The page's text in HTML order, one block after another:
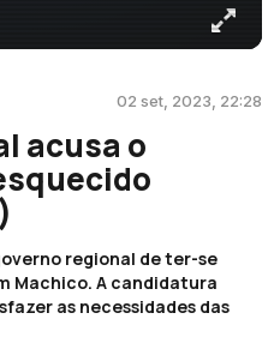
02 set, 2023, 22:28
acusa o
regional de ter-se
Machico. A candidatura
as necessidades das